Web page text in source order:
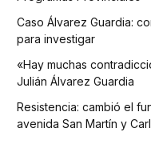
Caso Álvarez Guardia:
para investigar
«Hay muchas
Julián Álvarez Guardia
Resistencia: cambió el
avenida San Martín y